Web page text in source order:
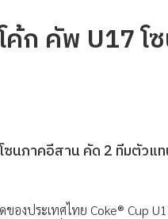
ค้ก คัพ U17
ซนภาคอีสาน คัด 2 ทีมตัว
งประเทศไทย Coke® Cup